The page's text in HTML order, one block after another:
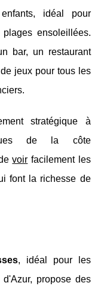
idéal pour
ensoleillées.
bar, un restaurant
jeux pour tous les
stratégique à
de la côte
voir facilement les
font la richesse de
, idéal pour les
propose des